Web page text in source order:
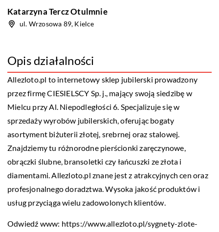
Katarzyna Tercz Otulmnie
ul. Wrzosowa 89, Kielce
Opis działalności
Allezloto.pl to internetowy sklep jubilerski prowadzony
przez firmę CIESIELSCY Sp. j., mający swoją siedzibę w
Mielcu przy Al. Niepodległości 6. Specjalizuje się w
sprzedaży wyrobów jubilerskich, oferując bogaty
asortyment biżuterii złotej, srebrnej oraz stalowej.
Znajdziemy tu różnorodne pierścionki zaręczynowe,
obrączki ślubne, bransoletki czy łańcuszki ze złota i
diamentami. Allezloto.pl znane jest z atrakcyjnych cen oraz
profesjonalnego doradztwa. Wysoka jakość produktów i
usług przyciąga wielu zadowolonych klientów.
Odwiedź www: https://www.allezloto.pl/sygnety-zlote-